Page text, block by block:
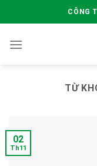
to
CÔNG
TỪ
02
Th11